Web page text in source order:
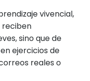
vivencial,
reciben
sino que de
ejercicios de
reales o